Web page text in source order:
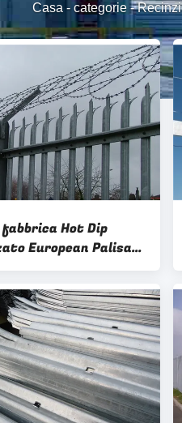
Casa - categorie-
Hot Dip
European Palisade
Per Torre